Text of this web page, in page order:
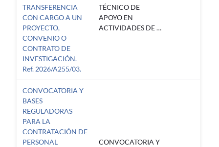
TRANSFERENCIA
CON CARGO A UN
PROYECTO,
CONVENIO O
CONTRATO DE
INVESTIGACIÓN.
Ref. 2026/A255/03.
TÉCNICO DE
APOYO EN
ACTIVIDADES DE …
CONVOCATORIA Y
BASES
REGULADORAS
PARA LA
CONTRATACIÓN DE
PERSONAL
CONVOCATORIA Y